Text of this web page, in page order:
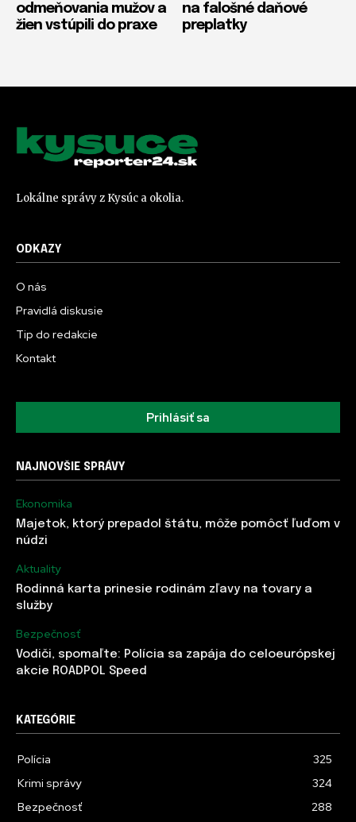
odmeňovania mužov a
žien vstúpili do praxe
na falošné daňové
preplatky
Lokálne správy z Kysúc a okolia.
ODKAZY
O nás
Pravidlá diskusie
Tip do redakcie
Kontakt
Prihlásiť sa
NAJNOVŠIE SPRÁVY
Ekonomika
Majetok, ktorý prepadol štátu, môže pomôcť ľuďom v
núdzi
Aktuality
Rodinná karta prinesie rodinám zľavy na tovary a
služby
Bezpečnosť
Vodiči, spomaľte: Polícia sa zapája do celoeurópskej
akcie ROADPOL Speed
KATEGÓRIE
Polícia
325
Krimi správy
324
Bezpečnosť
288